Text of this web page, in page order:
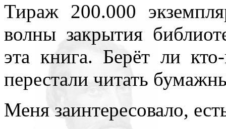
Тираж 200.000
волны закрытия
эта книга. Берёт ли
перестали читать
Меня заинтересовало,